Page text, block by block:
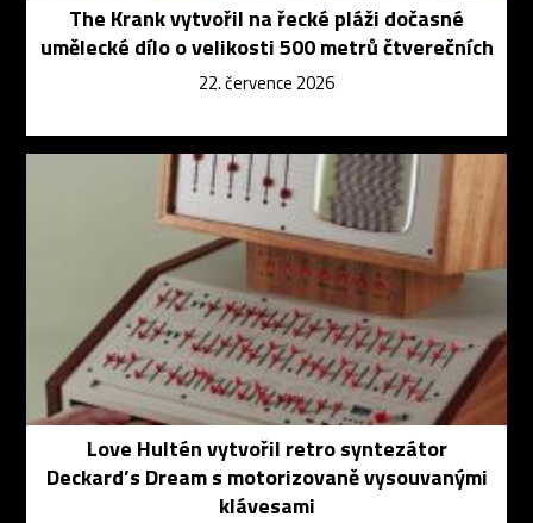
The Krank vytvořil na řecké pláži dočasné
umělecké dílo o velikosti 500 metrů čtverečních
22. července 2026
Love Hultén vytvořil retro syntezátor
Deckard’s Dream s motorizovaně vysouvanými
klávesami